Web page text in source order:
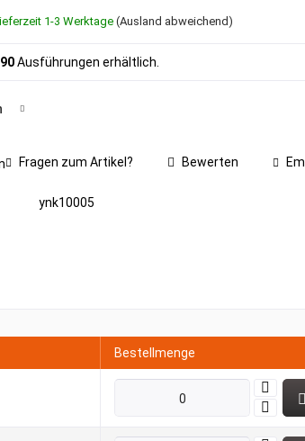
1-3 Werktage (Ausland abweichend)
90Ausführungen erhältlich.
Fragen zum Artikel? Bewerten
ynk10005
Bestellmenge